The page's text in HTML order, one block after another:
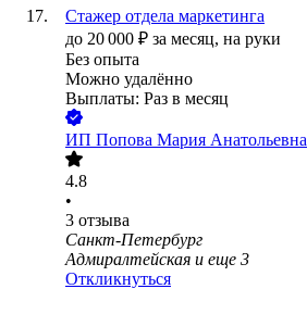
Стажер отдела маркетинга
до 20 000 ₽ за месяц, на руки
Без опыта
Можно удалённо
Выплаты: Раз в месяц
ИП Попова Мария Анатольевна
4.8
•
3 отзыва
Санкт-Петербург
Адмиралтейская и еще 3
Откликнуться